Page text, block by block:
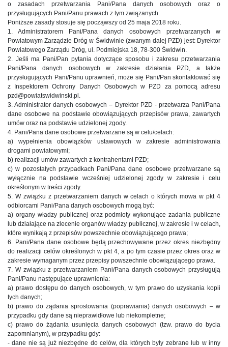
o zasadach przetwarzania Pani/Pana danych osobowych oraz o
przysługujących Pani/Panu prawach z tym związanych.
Poniższe zasady stosuje się począwszy od 25 maja 2018 roku.
1. Administratorem Pani/Pana danych osobowych przetwarzanych w
Powiatowym Zarządzie Dróg w Świdwinie (zwanym dalej PZD) jest: Dyrektor
Powiatowego Zarządu Dróg, ul. Podmiejska 18, 78-300 Świdwin.
2. Jeśli ma Pani/Pan pytania dotyczące sposobu i zakresu przetwarzania
Pani/Pana danych osobowych w zakresie działania PZD, a także
przysługujących Pani/Panu uprawnień, może się Pani/Pan skontaktować się
z Inspektorem Ochrony Danych Osobowych w PZD za pomocą adresu
pzd@powiatswidwinski.pl.
3. Administrator danych osobowych – Dyrektor PZD - przetwarza Pani/Pana
dane osobowe na podstawie obowiązujących przepisów prawa, zawartych
umów oraz na podstawie udzielonej zgody.
4. Pani/Pana dane osobowe przetwarzane są w celu/celach:
a) wypełnienia obowiązków ustawowych w zakresie administrowania
drogami powiatowymi;
b) realizacji umów zawartych z kontrahentami PZD;
c) w pozostałych przypadkach Pani/Pana dane osobowe przetwarzane są
wyłącznie na podstawie wcześniej udzielonej zgody w zakresie i celu
określonym w treści zgody.
5. W związku z przetwarzaniem danych w celach o których mowa w pkt 4
odbiorcami Pani/Pana danych osobowych mogą być:
a) organy władzy publicznej oraz podmioty wykonujące zadania publiczne
lub działające na zlecenie organów władzy publicznej, w zakresie i w celach,
które wynikają z przepisów powszechnie obowiązującego prawa;
6. Pani/Pana dane osobowe będą przechowywane przez okres niezbędny
do realizacji celów określonych w pkt 4, a po tym czasie przez okres oraz w
zakresie wymaganym przez przepisy powszechnie obowiązującego prawa.
7. W związku z przetwarzaniem Pani/Pana danych osobowych przysługują
Pani/Panu następujące uprawnienia:
a) prawo dostępu do danych osobowych, w tym prawo do uzyskania kopii
tych danych;
b) prawo do żądania sprostowania (poprawiania) danych osobowych – w
przypadku gdy dane są nieprawidłowe lub niekompletne;
c) prawo do żądania usunięcia danych osobowych (tzw. prawo do bycia
zapomnianym), w przypadku gdy:
- dane nie są już niezbędne do celów, dla których były zebrane lub w inny